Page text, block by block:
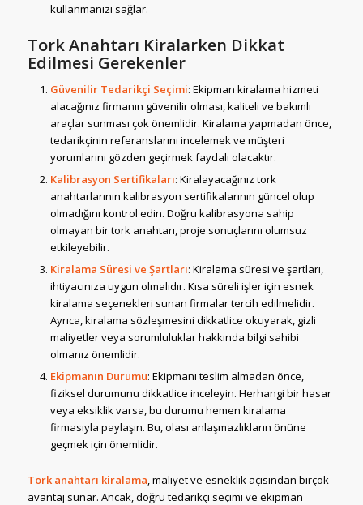
kullanmanızı sağlar.
Tork Anahtarı Kiralarken Dikkat
Edilmesi Gerekenler
Güvenilir Tedarikçi Seçimi: Ekipman kiralama hizmeti
alacağınız firmanın güvenilir olması, kaliteli ve bakımlı
araçlar sunması çok önemlidir. Kiralama yapmadan önce,
tedarikçinin referanslarını incelemek ve müşteri
yorumlarını gözden geçirmek faydalı olacaktır.
Kalibrasyon Sertifikaları: Kiralayacağınız tork
anahtarlarının kalibrasyon sertifikalarının güncel olup
olmadığını kontrol edin. Doğru kalibrasyona sahip
olmayan bir tork anahtarı, proje sonuçlarını olumsuz
etkileyebilir.
Kiralama Süresi ve Şartları: Kiralama süresi ve şartları,
ihtiyacınıza uygun olmalıdır. Kısa süreli işler için esnek
kiralama seçenekleri sunan firmalar tercih edilmelidir.
Ayrıca, kiralama sözleşmesini dikkatlice okuyarak, gizli
maliyetler veya sorumluluklar hakkında bilgi sahibi
olmanız önemlidir.
Ekipmanın Durumu: Ekipmanı teslim almadan önce,
fiziksel durumunu dikkatlice inceleyin. Herhangi bir hasar
veya eksiklik varsa, bu durumu hemen kiralama
firmasıyla paylaşın. Bu, olası anlaşmazlıkların önüne
geçmek için önemlidir.
Tork anahtarı kiralama, maliyet ve esneklik açısından birçok
avantaj sunar. Ancak, doğru tedarikçi seçimi ve ekipman